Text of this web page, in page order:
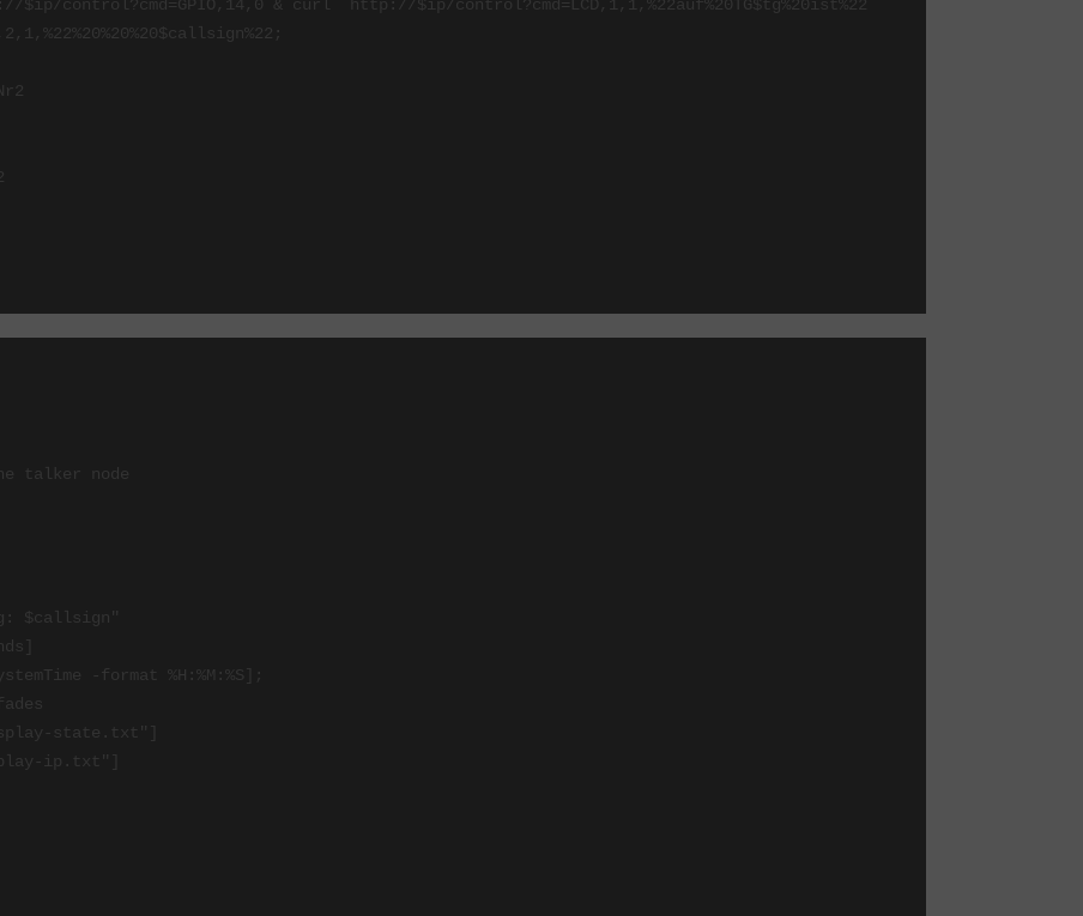
& curl  http://$ip/control?cmd=LCD,1,1,%22auf%20TG$tg%20ist%22
talker node